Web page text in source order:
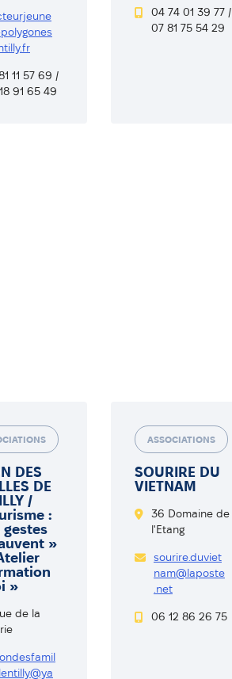
11 57 69 /
91 65 49
04 74 01 39 77 /
07 81 75 54 29
DES
DE
/
:
gestes
»
»
de la
ASSOCIATIONS
SOURIRE DU
VIETNAM
36 Domaine de
l'Etang
sourire.duviet
nam@laposte
.net
06 12 86 26 75